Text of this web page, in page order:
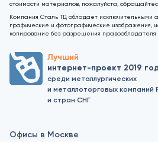
стоимости материалов, пожалуйста,
Компания Сталь ТД обладает исключительными
графические и фотографические изображения,
копирование без разрешения
Лучший
интернет-проект 2019
среди металлургических
и металлоторговых компаний
и стран СНГ
Офисы в Москве